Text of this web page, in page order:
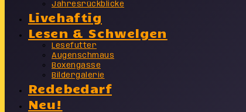
Jahresrückblicke
Livehaftig
Lesen & Schwelgen
Lesefutter
Augenschmaus
Boxengasse
Bildergalerie
Redebedarf
Neu!